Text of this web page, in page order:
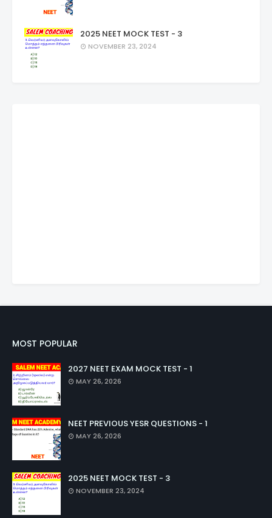
2025 NEET MOCK TEST - 3
NOVEMBER 23, 2024
MOST POPULAR
2027 NEET EXAM MOCK TEST - 1
MAY 26, 2026
NEET PREVIOUS YESR QUESTIONS - 1
MAY 26, 2026
2025 NEET MOCK TEST - 3
NOVEMBER 23, 2024